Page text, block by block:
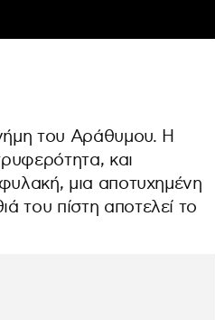
του Αράθυμου. Η
και
μια αποτυχημένη
του πίστη αποτελεί το